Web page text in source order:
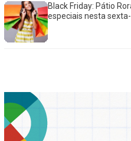
Black Friday: Pátio
especiais nesta